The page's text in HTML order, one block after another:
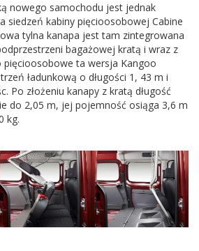
nowego samochodu jest jednak
siedzeń kabiny pięcioosobowej Cabine
tylna kanapa jest tam zintegrowana
bagażowej kratą i wraz z
pięcioosobowe ta wersja Kangoo
ładunkową o długości 1, 43 m i
Po złożeniu kanapy z kratą długość
do 2,05 m, jej pojemność osiąga 3,6 m
kg.